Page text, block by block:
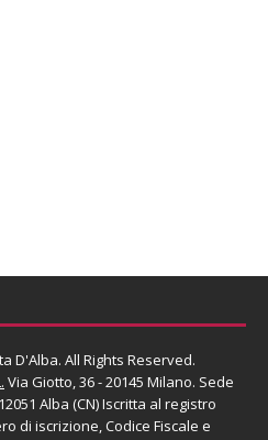
D'Alba. All Rights Reserved.
Via Giotto, 36 - 20145 Milano. Sede
Alba (CN) Iscritta al registro
di iscrizione, Codice Fiscale e